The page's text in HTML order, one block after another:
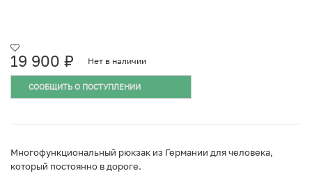
19 900 ₽ Нет в наличии
СООБЩИТЬ О ПОСТУПЛЕНИИ
Многофункциональный рюкзак из Германии для человека,
который постоянно в дороге.